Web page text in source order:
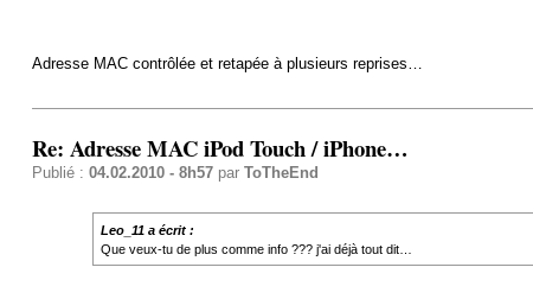
Adresse MAC contrôlée et retapée à plusieurs reprises…
Re: Adresse MAC iPod Touch / iPhone…
Publié : 04.02.2010 - 8h57par ToTheEnd
Leo_11 a écrit :
Que veux-tu de plus comme info ??? j'ai déjà tout dit…